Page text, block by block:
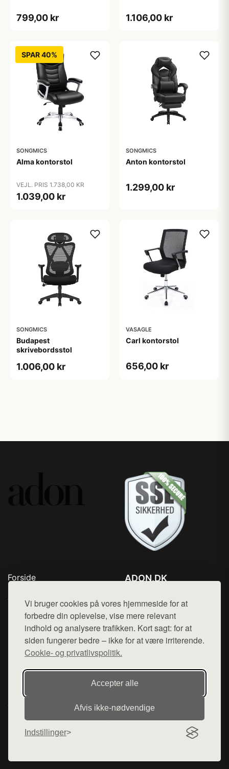
Vi bruger cookies på vores hjemmeside for at
forbedre din oplevelse, vise mere relevant
indhold og analysere trafikken. Kort sagt: for at
siden fungerer bedre – ikke for at være irriterende.
Cookie- og privatlivspolitik.
Accepter alle
Afvis ikke‑nødvendige
Indstillinger
799,00 kr 1.106,00 kr
SPAR 40%
SONGMICS
Alma kontorstol
VEJL. PRIS 1.738,00 KR
1.039,00 kr
SONGMICS
Anton kontorstol
1.299,00 kr
SONGMICS
Budapest
skrivebordsstol
1.006,00 kr
VASAGLE
Carl kontorstol
656,00 kr
Forside
Top Rabatter
Kontakt
ADON.DK
Mail: hej@want.dk
Cookie- og privatlivspolitik
Denne side er en del af want.dk, der udgiver en række
hjemmesider med præsentation af forskellige produkter fra
diverse webshops. Der sælges ikke varer fra denne side - vi
henviser til de shops, som sælger varen. Vi har heller ikke
varerne på lager.